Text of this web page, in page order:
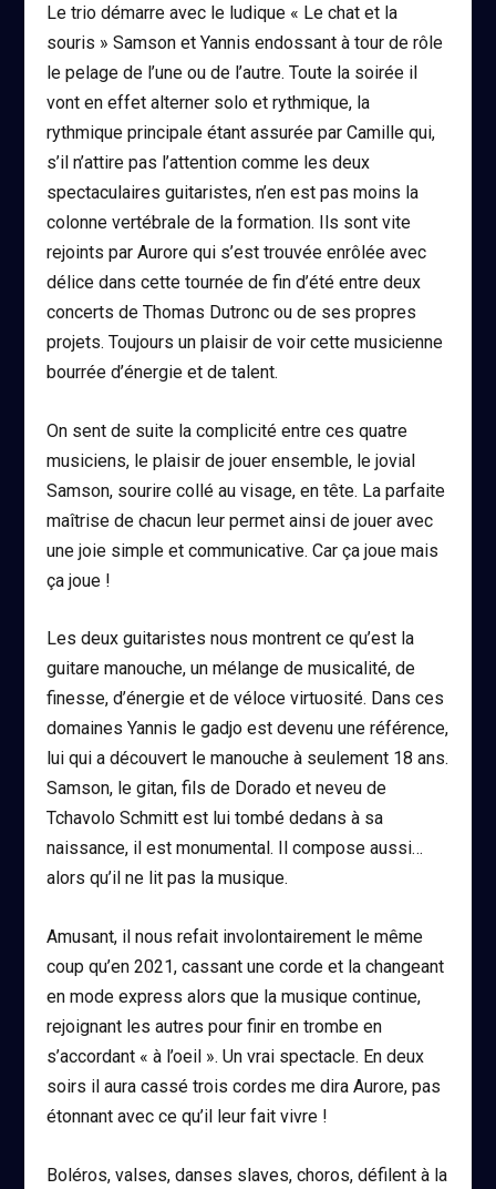
Le trio démarre avec le ludique « Le chat et la
souris » Samson et Yannis endossant à tour de rôle
le pelage de l’une ou de l’autre. Toute la soirée il
vont en effet alterner solo et rythmique, la
rythmique principale étant assurée par Camille qui,
s’il n’attire pas l’attention comme les deux
spectaculaires guitaristes, n’en est pas moins la
colonne vertébrale de la formation. Ils sont vite
rejoints par Aurore qui s’est trouvée enrôlée avec
délice dans cette tournée de fin d’été entre deux
concerts de Thomas Dutronc ou de ses propres
projets. Toujours un plaisir de voir cette musicienne
bourrée d’énergie et de talent.
On sent de suite la complicité entre ces quatre
musiciens, le plaisir de jouer ensemble, le jovial
Samson, sourire collé au visage, en tête. La parfaite
maîtrise de chacun leur permet ainsi de jouer avec
une joie simple et communicative. Car ça joue mais
ça joue !
Les deux guitaristes nous montrent ce qu’est la
guitare manouche, un mélange de musicalité, de
finesse, d’énergie et de véloce virtuosité. Dans ces
domaines Yannis le gadjo est devenu une référence,
lui qui a découvert le manouche à seulement 18 ans.
Samson, le gitan, fils de Dorado et neveu de
Tchavolo Schmitt est lui tombé dedans à sa
naissance, il est monumental. Il compose aussi…
alors qu’il ne lit pas la musique.
Amusant, il nous refait involontairement le même
coup qu’en 2021, cassant une corde et la changeant
en mode express alors que la musique continue,
rejoignant les autres pour finir en trombe en
s’accordant « à l’oeil ». Un vrai spectacle. En deux
soirs il aura cassé trois cordes me dira Aurore, pas
étonnant avec ce qu’il leur fait vivre !
Boléros, valses, danses slaves, choros, défilent à la